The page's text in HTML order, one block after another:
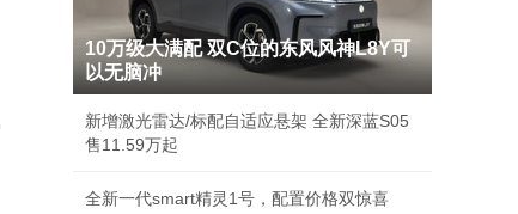
10万级大满配 双C位的东风风神L8Y可
以无脑冲
新增激光雷达/标配自适应悬架 全新深蓝S05
售11.59万起
全新一代smart精灵1号，配置价格双惊喜